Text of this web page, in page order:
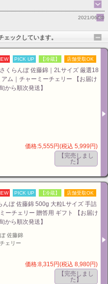
2021/06/30
ックしています。
PICK UP 【冷蔵】 店舗受取OK
くらんぼ 佐藤錦｜2Lサイズ 厳選18
ム｜チャーミーチェリー 【お届け
から順次発送】
価格:5,555円(税込 5,999円)
【完売しまし
た】
PICK UP 【冷蔵】 店舗受取OK
んぼ 佐藤錦 500g 大粒Lサイズ 手詰
ーチェリー 贈答用 ギフト 【お届け
から順次発送】
佐藤錦
ェリー
価格:8,315円(税込 8,980円)
【完売しまし
た】